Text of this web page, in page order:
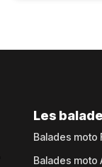
Les
Balades moto
Balades